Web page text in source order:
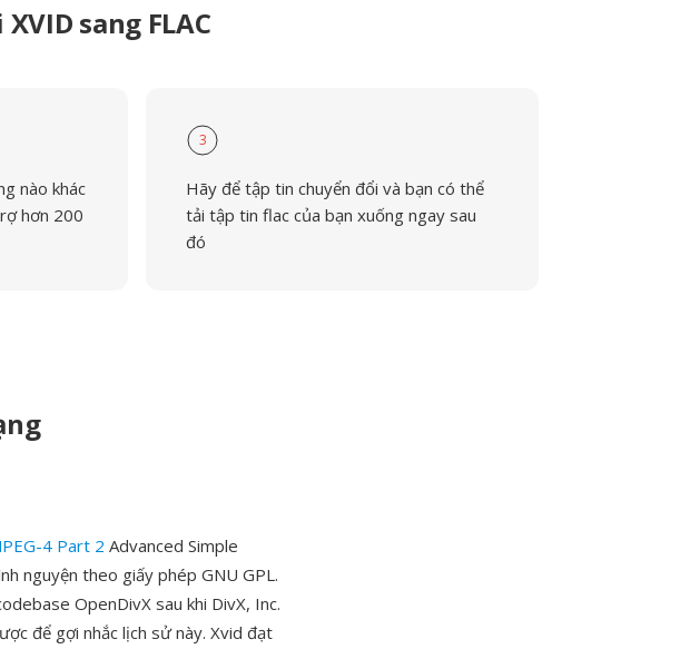
sang FLAC
nào khác
hơn 200
3
Hãy để tập tin chuyển đổi và bạn có thể
tải tập tin flac của bạn xuống ngay sau
đó
4 Part 2 Advanced Simple
nguyện theo giấy phép GNU GPL.
OpenDivX sau khi DivX, Inc.
để gợi nhắc lịch sử này. Xvid đạt